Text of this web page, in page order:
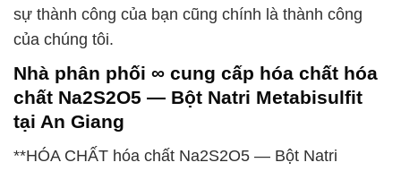
sự thành công của bạn cũng chính là thành công
của chúng tôi.
Nhà phân phối ∞ cung cấp hóa chất hóa
chất Na2S2O5 — Bột Natri Metabisulfit
tại An Giang
**HÓA CHẤT hóa chất Na2S2O5 — Bột Natri